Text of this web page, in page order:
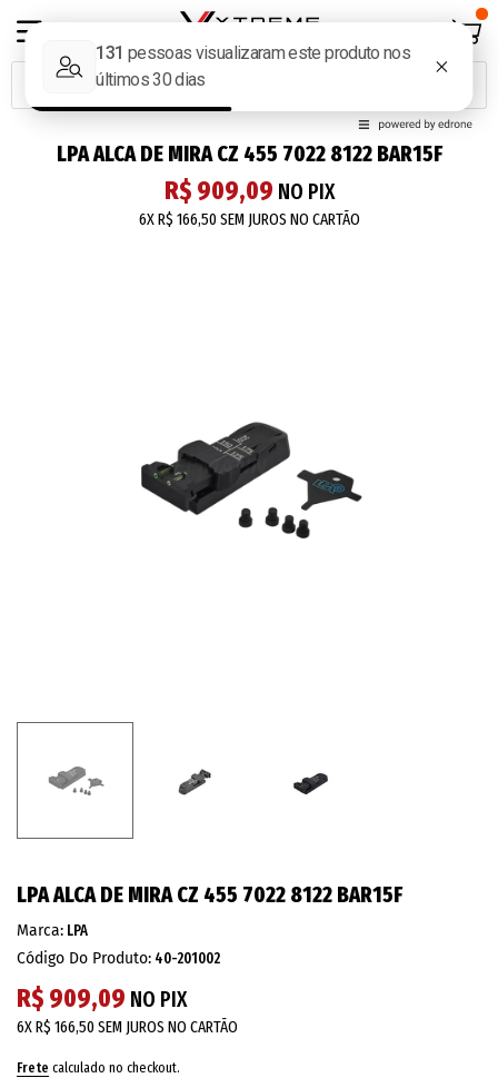
LPA ALCA DE MIRA CZ 455 7022 8122 BAR15F
R$ 909,09 NO PIX
6XR$ 166,50 SEM JUROS NO CARTÃO
LPA ALCA DE MIRA CZ 455 7022 8122 BAR15F
Marca: LPA
Código Do Produto: 40-201002
R$ 909,09 NO PIX
6XR$ 166,50 SEM JUROS NO CARTÃO
Frete calculado no checkout.